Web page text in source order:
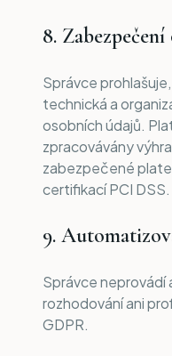
8.
Správce
technická a
osobních údajů.
zpracovávány
zabezpečené
certifikací PCI DSS.
9.
Správce
rozhodování ani
GDPR.